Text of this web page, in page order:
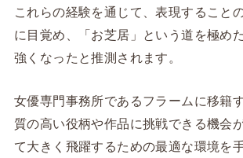
これらの経験を通じて、表現すること
に目覚め、「お芝居」という道を極め
強くなったと推測されます。
女優専門事務所であるフラームに移籍
質の高い役柄や作品に挑戦できる機会
て大きく飛躍するための最適な環境を